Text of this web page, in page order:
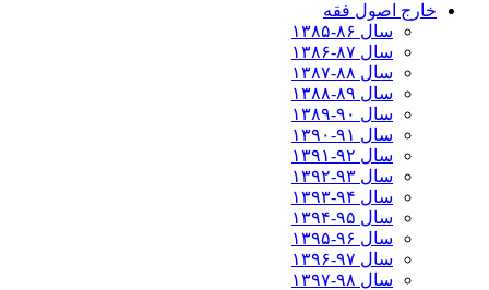
خارج اصول فقه
سال ۸۶-۱۳۸۵
سال ۸۷-۱۳۸۶
سال ۸۸-۱۳۸۷
سال ۸۹-۱۳۸۸
سال ۹۰-۱۳۸۹
سال ۹۱-۱۳۹۰
سال ۹۲-۱۳۹۱
سال ۹۳-۱۳۹۲
سال ۹۴-۱۳۹۳
سال ۹۵-۱۳۹۴
سال ۹۶-۱۳۹۵
سال ۹۷-۱۳۹۶
سال ۹۸-۱۳۹۷